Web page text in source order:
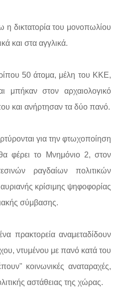
δικτατορία του μονοπωλίου
και στα αγγλικά.
50 άτομα, μέλη του ΚΚΕ,
μπήκαν στον αρχαιολογικό
και ανήρτησαν τα δύο πανό.
για την φτωχοποίηση
φέρει το Μνημόνιο 2, στον
ραγδαίων πολιτικών
κρίσιμης ψηφοφορίας
σύμβασης.
πρακτορεία αναμεταδίδουν
ντυμένου με πανό κατά του
κοινωνικές αναταραχές,
αστάθειας της χώρας.